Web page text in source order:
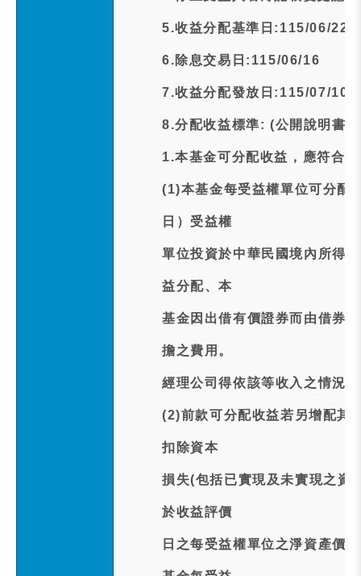
5.收益分配基準日:115/06/22
6.除息交易日:115/06/16
7.收益分配發放日:115/07/10
8.分配收益標準: (公開說明書
1.本基金可分配收益，應符合
(1)本基金每受益權單位可分配
日）受益權
單位投資於中華民國境內所得
益分配、本
基金因出借有價證券而由借券
擔之費用。
經理公司得依該等收入之情況
(2)前款可分配收益若另增配其
扣除資本
損失(包括已實現及未實現之資
於收益評價
日之每受益權單位之淨資產價